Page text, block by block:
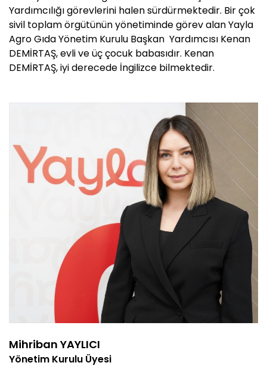
Yardımcılığı görevlerini halen sürdürmektedir. Bir çok
sivil toplam örgütünün yönetiminde görev alan Yayla
Agro Gıda Yönetim Kurulu Başkan Yardımcısı Kenan
DEMİRTAŞ, evli ve üç çocuk babasıdır. Kenan
DEMİRTAŞ, iyi derecede İngilizce bilmektedir.
Mihriban YAYLICI
Yönetim Kurulu Üyesi